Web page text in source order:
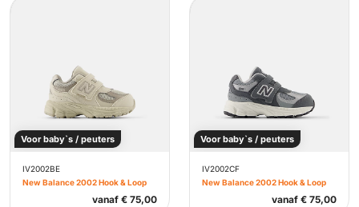
Voor baby`s / peuters
IV2002BE
New Balance 2002 Hook & Loop
vanaf € 75,00
Voor baby`s / peuters
IV2002CF
New Balance 2002 Hook & Loop
vanaf € 75,00